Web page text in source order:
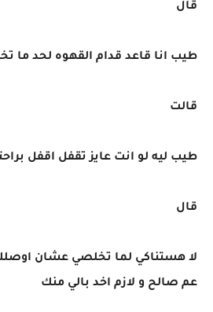
قال
طيب انا قاعد قدام القهوه لحد ما
قالت
طيب ليه لو انت عايز تقفل اقفل
قال
لا هستناكي لما تخلصي عشان
عم صالح و لازم اخد بالي منك